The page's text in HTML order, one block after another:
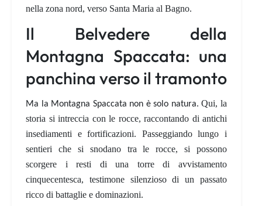
nella zona nord, verso Santa Maria al Bagno.
Il Belvedere della
Montagna Spaccata: una
panchina verso il tramonto
Ma la Montagna Spaccata non è solo natura. Qui, la
storia si intreccia con le rocce, raccontando di antichi
insediamenti e fortificazioni. Passeggiando lungo i
sentieri che si snodano tra le rocce, si possono
scorgere i resti di una torre di avvistamento
cinquecentesca, testimone silenzioso di un passato
ricco di battaglie e dominazioni.